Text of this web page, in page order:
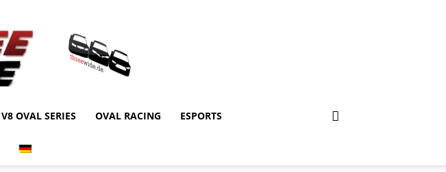
V8 OVAL SERIES OVAL RACING ESPORTS